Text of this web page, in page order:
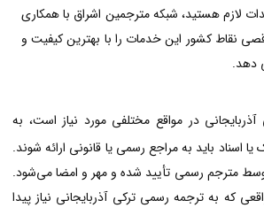
لازم هستید، شبکه مترجمین اشراق با همکاری
نقاط کشور این خدمات را با بهترین کیفیت و
دهد.
در مواقع مختلفی مورد نیاز است، به
اسناد باید به مراجع رسمی یا قانونی ارائه شوند.
مترجم رسمی تأیید شده و مهر و امضا می‌شود.
که به ترجمه رسمی ترکی آذربایجانی نیاز پیدا